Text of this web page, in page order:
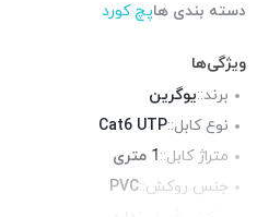
دسته بندی هاپچ کورد
ویژگی‌ها
برند::یوگرین
نوع کابل::Cat6 UTP
متراژ کابل::1 متری
جنس روکش::PVC